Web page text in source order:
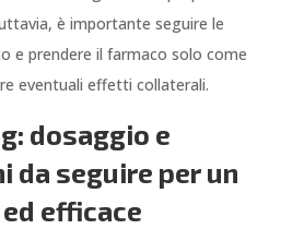
è importante seguire le
e prendere il farmaco solo come
eventuali effetti collaterali.
dosaggio e
da seguire per un
efficace